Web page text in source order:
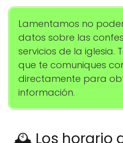
Lamentamos no
datos sobre las
servicios de la iglesia.
que te comuniques
directamente para
información.
🕰️ Los horario